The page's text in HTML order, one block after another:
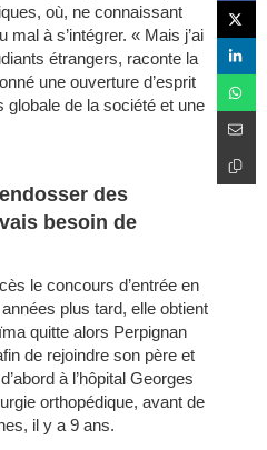
où, ne connaissant
mal à s’intégrer. « Mais j’ai
étrangers, raconte la
une ouverture d’esprit
globale de la société et une
des
besoin de
le concours d’entrée en
plus tard, elle obtient
quitte alors Perpignan
de rejoindre son père et
à l’hôpital Georges
orthopédique, avant de
il y a 9 ans.